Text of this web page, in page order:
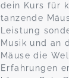
dein Kurs für
tanzende
Leistung
Musik und an
Mäuse die
Erfahrungen